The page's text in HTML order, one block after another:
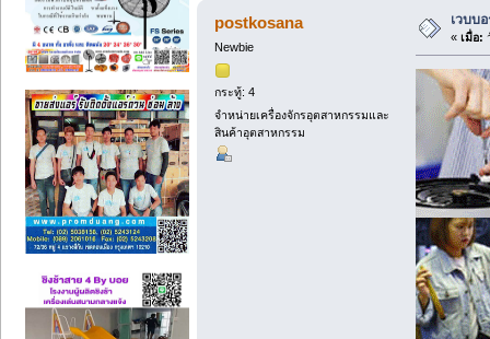
postkosana
Newbie
กระทู้: 4
จำหน่ายเครื่องจักรอุตสาหกรรมและ
สินค้าอุตสาหกรรม
เวบบ
« เมื่อ: